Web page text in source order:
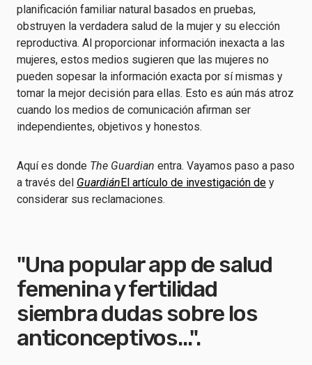
planificación familiar natural basados en pruebas,
obstruyen la verdadera salud de la mujer y su elección
reproductiva. Al proporcionar información inexacta a las
mujeres, estos medios sugieren que las mujeres no
pueden sopesar la información exacta por sí mismas y
tomar la mejor decisión para ellas. Esto es aún más atroz
cuando los medios de comunicación afirman ser
independientes, objetivos y honestos.
Aquí es donde The Guardian entra. Vayamos paso a paso
a través del GuardiánEl artículo de investigación de y
considerar sus reclamaciones.
"Una popular app de salud
femenina y fertilidad
siembra dudas sobre los
anticonceptivos...".